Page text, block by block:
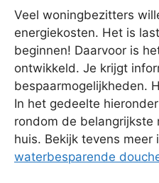
Veel woningbezitters
energiekosten. Het is
beginnen! Daarvoor is
ontwikkeld. Je krijgt
bespaarmogelijkheden.
In het gedeelte
rondom de belangrijkste
huis. Bekijk tevens meer
waterbesparende